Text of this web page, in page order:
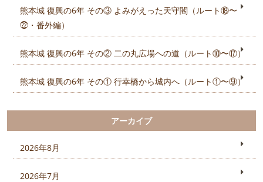
熊本城 復興の6年 その③ よみがえった天守閣（ルート⑱〜
㉒・番外編）
熊本城 復興の6年 その② 二の丸広場への道（ルート⑩〜⑰）
熊本城 復興の6年 その① 行幸橋から城内へ（ルート①〜⑨）
アーカイブ
2026年8月
2026年7月